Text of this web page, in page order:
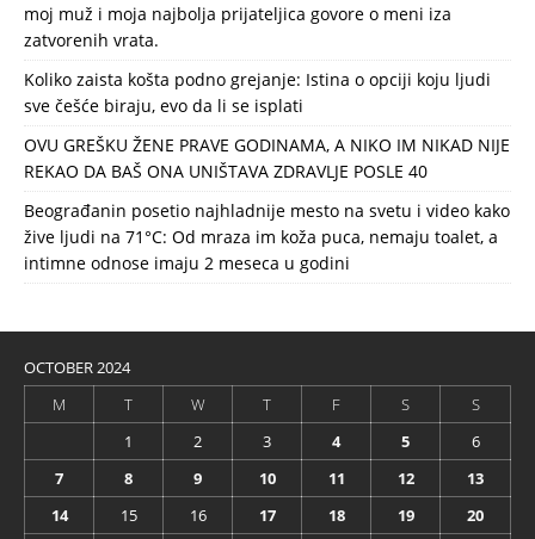
moj muž i moja najbolja prijateljica govore o meni iza
zatvorenih vrata.
Koliko zaista košta podno grejanje: Istina o opciji koju ljudi
sve češće biraju, evo da li se isplati
OVU GREŠKU ŽENE PRAVE GODINAMA, A NIKO IM NIKAD NIJE
REKAO DA BAŠ ONA UNIŠTAVA ZDRAVLJE POSLE 40
Beograđanin posetio najhladnije mesto na svetu i video kako
žive ljudi na 71°C: Od mraza im koža puca, nemaju toalet, a
intimne odnose imaju 2 meseca u godini
OCTOBER 2024
M
T W T F S
S
1
2 3 4 5
6
7
8 9 10 11 12
13
14
15 16 17 18 19 20